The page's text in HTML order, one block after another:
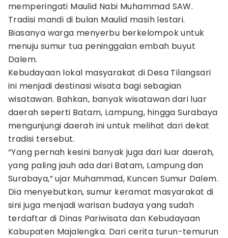
memperingati Maulid Nabi Muhammad SAW.
Tradisi mandi di bulan Maulid masih lestari.
Biasanya warga menyerbu berkelompok untuk
menuju sumur tua peninggalan embah buyut
Dalem.
Kebudayaan lokal masyarakat di Desa Tilangsari
ini menjadi destinasi wisata bagi sebagian
wisatawan. Bahkan, banyak wisatawan dari luar
daerah seperti Batam, Lampung, hingga Surabaya
mengunjungi daerah ini untuk melihat dari dekat
tradisi tersebut.
“Yang pernah kesini banyak juga dari luar daerah,
yang paling jauh ada dari Batam, Lampung dan
Surabaya,” ujar Muhammad, Kuncen Sumur Dalem.
Dia menyebutkan, sumur keramat masyarakat di
sini juga menjadi warisan budaya yang sudah
terdaftar di Dinas Pariwisata dan Kebudayaan
Kabupaten Majalengka. Dari cerita turun-temurun